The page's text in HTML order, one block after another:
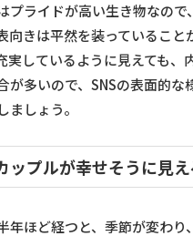
プライドが高い生き物なので
向きは平然を装っていること
実しているように見えても、
が多いので、SNSの表面的な
ましょう。
ップルが幸せそうに見え
年ほど経つと、季節が変わり